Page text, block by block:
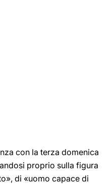
con la terza domenica
proprio sulla figura
di «uomo capace di